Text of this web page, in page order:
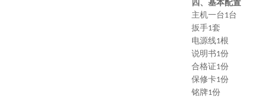
四、基本配置
主机一台1台
扳手1套
电源线1根
说明书1份
合格证1份
保修卡1份
铭牌1份